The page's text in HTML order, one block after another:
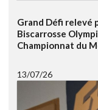
Grand Défi relevé
Biscarrosse
Championnat du
13/07/26